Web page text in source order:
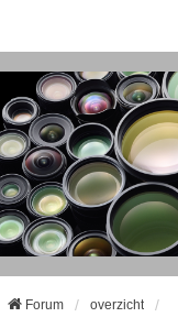
Forum overzicht